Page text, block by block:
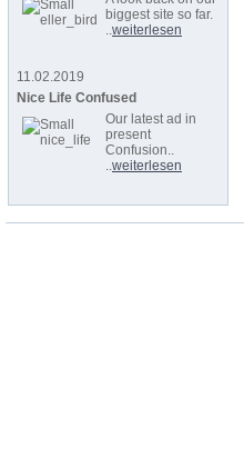
biggest site so far.
..weiterlesen
11.02.2019
Nice Life Confused
Our latest ad in
present
Confusion..
..weiterlesen